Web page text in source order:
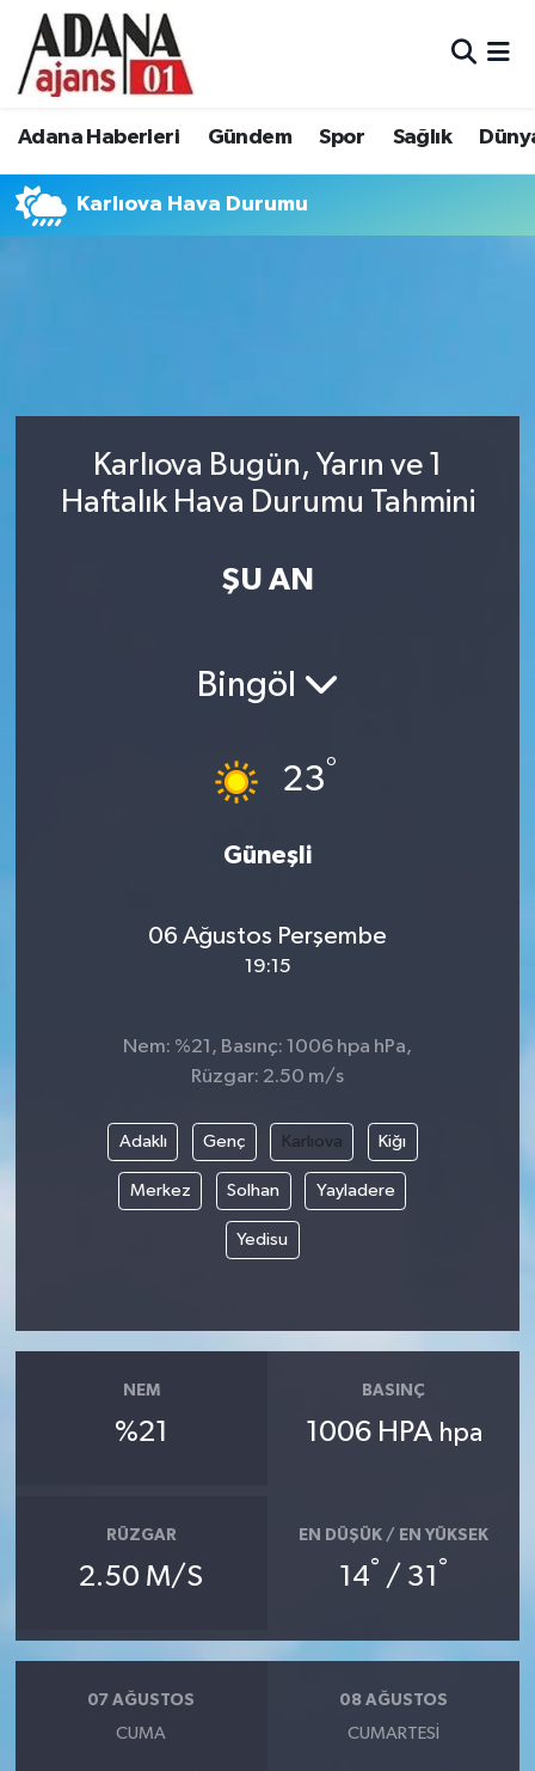
Adana Haberleri Gündem Spor Sağlık
Karlıova Hava Durumu
Karlıova Bugün, Yarın ve 1
Haftalık Hava Durumu Tahmini
ŞU AN
Bingöl
23°
Güneşli
06 Ağustos Perşembe
19:15
Nem: %21, Basınç: 1006 hpa hPa,
Rüzgar: 2.50 m/s
Adaklı Genç Karlıova Kiğı
Merkez Solhan Yayladere
Yedisu
NEM
%21
BASINÇ
1006 HPA hpa
RÜZGAR
2.50 M/S
EN DÜŞÜK / EN YÜKSEK
14° / 31 °
07 AĞUSTOS
CUMA
08 AĞUSTOS
CUMARTESI
Adana Haberleri
Spor
Siyaset
Ekonomi
Adana Nöbetçi Eczaneler
Adana Namaz Vakitleri
Son Dakika Haberleri
Haber Arşivi